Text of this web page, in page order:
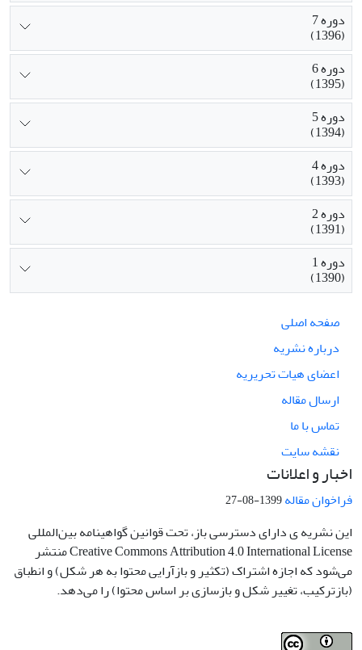
دوره 7
(1396)
دوره 6
(1395)
دوره 5
(1394)
دوره 4
(1393)
دوره 2
(1391)
دوره 1
(1390)
صفحه اصلی
درباره نشریه
اعضای هیات تحریریه
ارسال مقاله
تماس با ما
نقشه سایت
اخبار و اعلانات
فراخوان مقاله1399-08-27
این نشریه ی دارای دسترسی باز، تحت قوانین گواهینامه بین‌المللی
Creative Commons Attribution 4.0 International License منتشر
می‌شود که اجازه اشتراک (تکثیر و بازآرایی محتوا به هر شکل) و انطباق
(بازترکیب، تغییر شکل و بازسازی بر اساس محتوا) را می‌دهد.